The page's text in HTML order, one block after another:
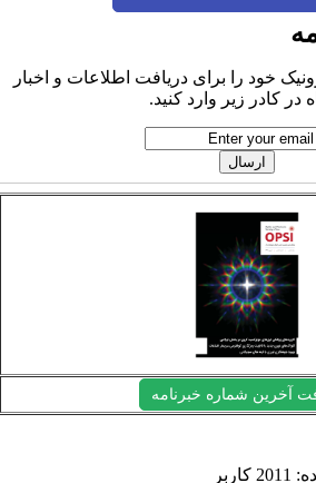
خود را برای دریافت اطلاعات و اخبار
در کادر زیر وارد کنید.
آخرین شماره خبرنامه